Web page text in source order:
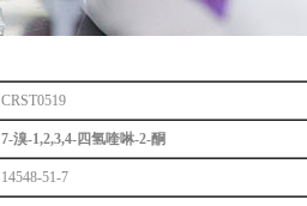
CRST0519
7-溴-1,2,3,4-四氢喹啉-2-酮
14548-51-7